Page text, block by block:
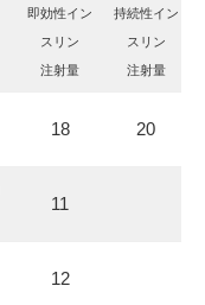
即効性イン
スリン
注射量
持続性イン
スリン
注射量
18 20
11
12